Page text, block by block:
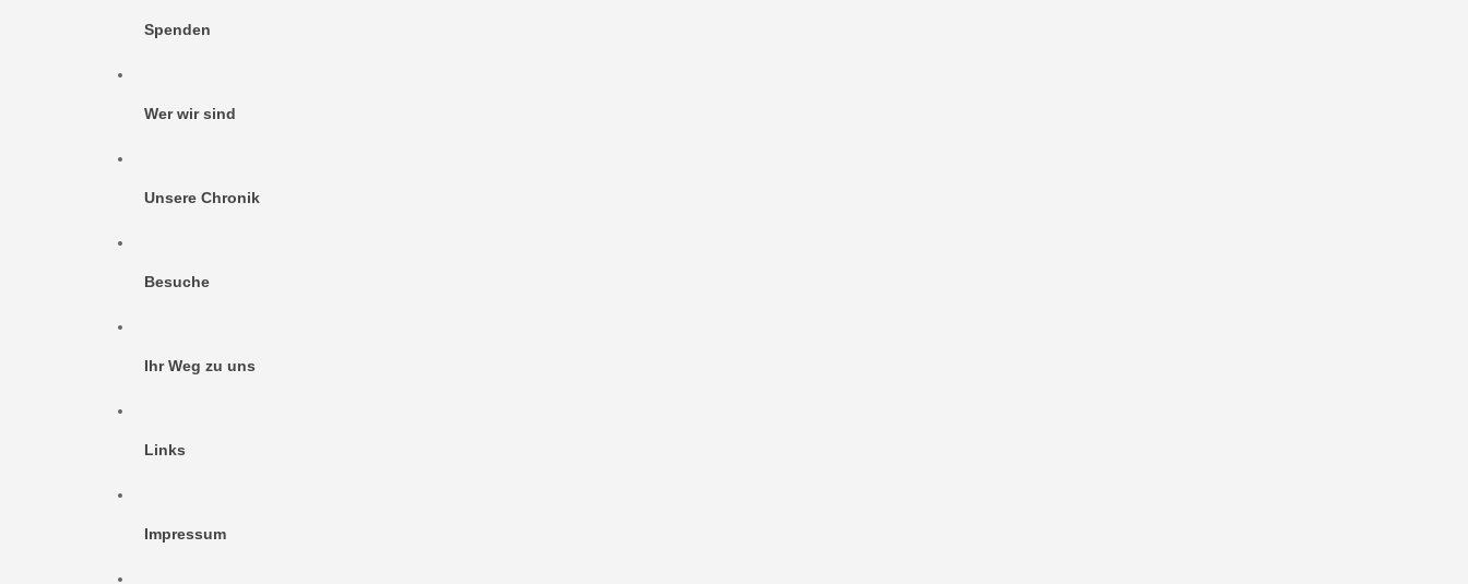
Spenden
Wer wir sind
Unsere Chronik
Besuche
Ihr Weg zu uns
Links
Impressum